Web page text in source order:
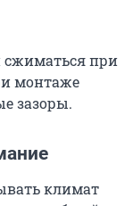
при
монтаже
зазоры.
климат